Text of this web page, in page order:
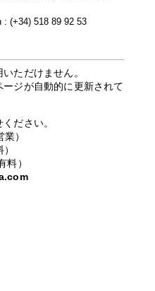
: (+34) 518 89 92 53
ただけません。
ジが自動的に更新されて
ださい。
）
）